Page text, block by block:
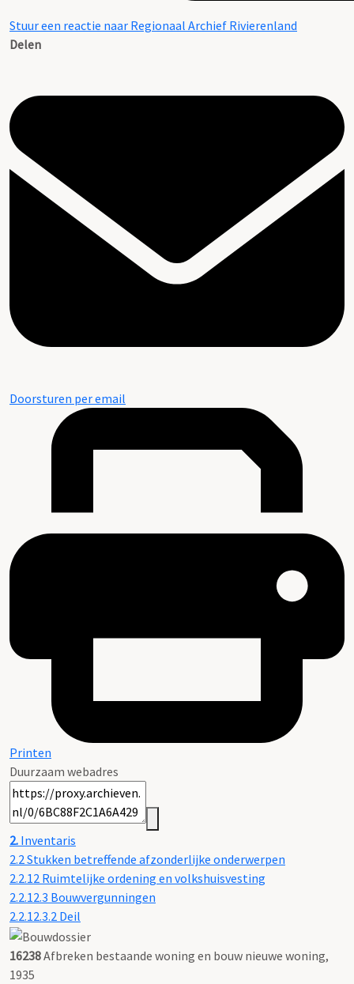
Stuur een reactie naar Regionaal Archief Rivierenland
Delen
Doorsturen per email
Printen
Duurzaam webadres
2. Inventaris
2.2 Stukken betreffende afzonderlijke onderwerpen
2.2.12 Ruimtelijke ordening en volkshuisvesting
2.2.12.3 Bouwvergunningen
2.2.12.3.2 Deil
16238Afbreken bestaande woning en bouw nieuwe woning,
1935